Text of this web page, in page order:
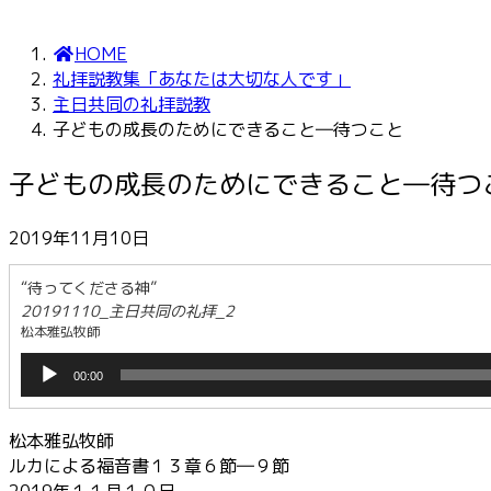
HOME
礼拝説教集「あなたは大切な人です」
主日共同の礼拝説教
子どもの成長のためにできること―待つこと
子どもの成長のためにできること―待つ
2019年11月10日
“待ってくださる神”
20191110_主日共同の礼拝_2
松本雅弘牧師
プ
レ
ー
ヤ
00:00
松本雅弘牧師
ルカによる福音書１３章６節―９節